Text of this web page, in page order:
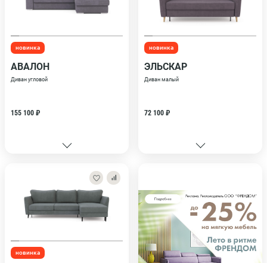
новинка
АВАЛОН
Диван угловой
155 100 ₽
новинка
ЭЛЬСКАР
Диван малый
72 100 ₽
новинка